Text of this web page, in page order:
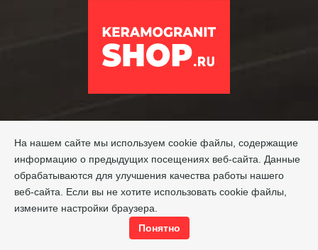
Copyright © 2026 Keramogranitshop
На нашем сайте мы используем cookie файлы, содержащие
информацию о предыдущих посещениях веб-сайта. Данные
обрабатываются для улучшения качества работы нашего
веб-сайта. Если вы не хотите использовать cookie файлы,
измените настройки браузера.
Понятно